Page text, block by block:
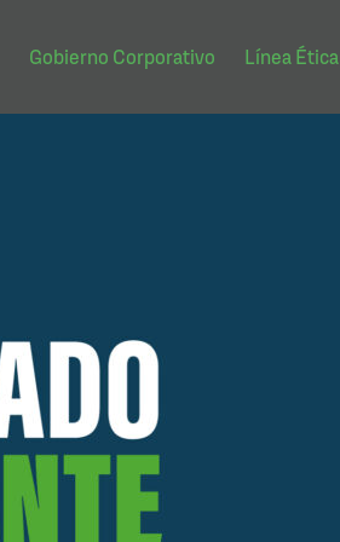
Gobierno Corporativo Línea Ética